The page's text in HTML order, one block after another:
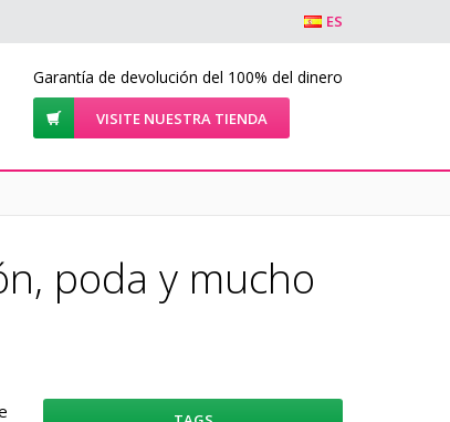
ES
Garantía de devolución del 100% del dinero
VISITE NUESTRA TIENDA
poda y mucho